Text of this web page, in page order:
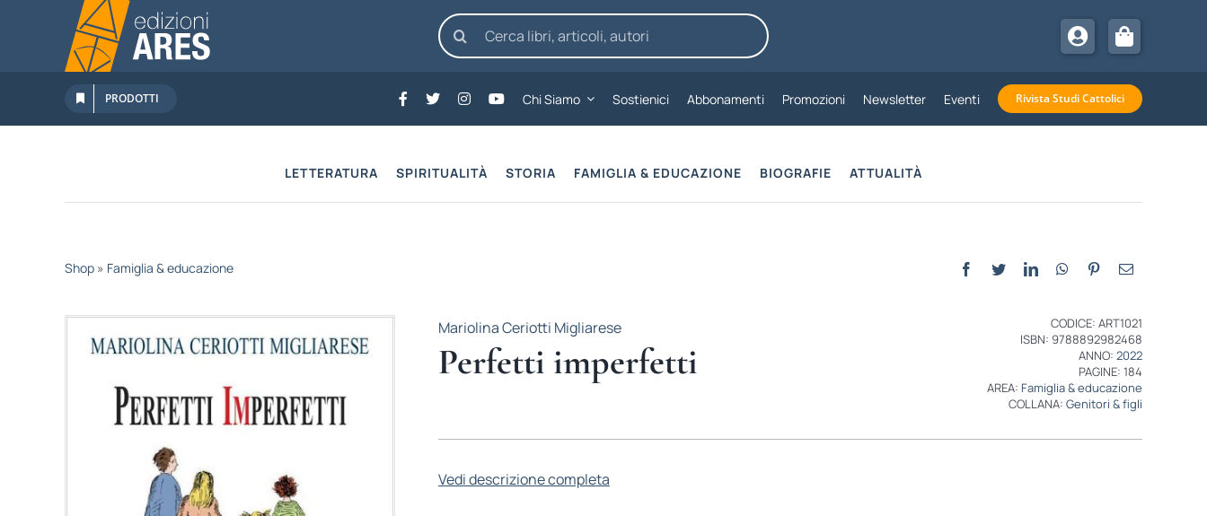
contenuto
Cerca
per:
PRODOTTI Chi Siamo Sostienici Abbonamenti Promozioni Newsletter Eventi Rivista Studi Cattolici
LETTERATURA SPIRITUALITÀ STORIA FAMIGLIA & EDUCAZIONE BIOGRAFIE ATTUALITÀ
Shop» Famiglia & educazione
Mariolina Ceriotti Migliarese
Perfetti imperfetti
CODICE: ART1021
ISBN: 9788892982468
ANNO:2022
PAGINE: 184
AREA: Famiglia & educazione
COLLANA:Genitori & figli
Vedi descrizione completa